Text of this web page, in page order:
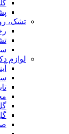
تشک،
لوازم